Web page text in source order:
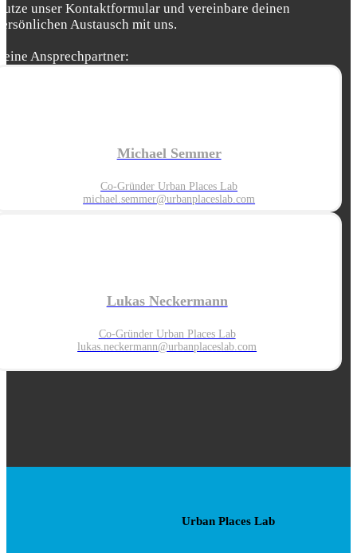
unser Kontaktformular und vereinbare deinen
Austausch mit uns.
Ansprechpartner:
Michael Semmer
Co-Gründer Urban Places Lab
michael.semmer@urbanplaceslab.com
Lukas Neckermann
Co-Gründer Urban Places Lab
lukas.neckermann@urbanplaceslab.com
Urban Places Lab